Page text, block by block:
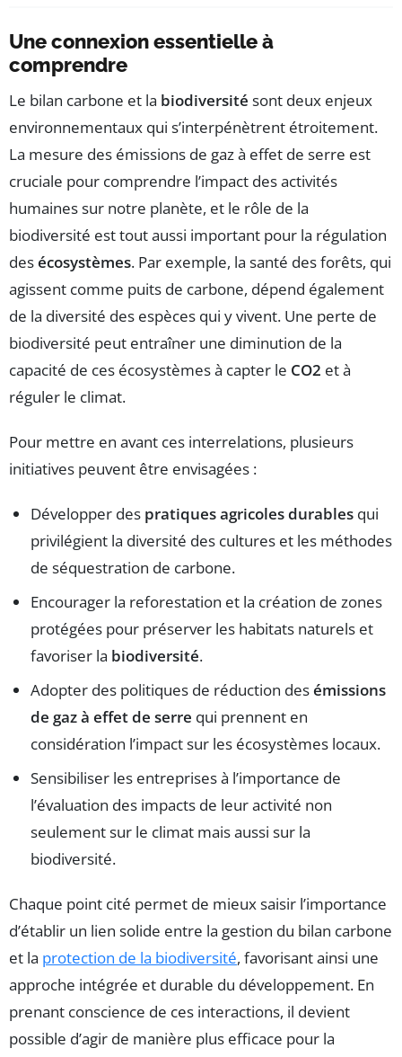
Une connexion essentielle à
comprendre
Le bilan carbone et la biodiversité sont deux enjeux
environnementaux qui s’interpénètrent étroitement.
La mesure des émissions de gaz à effet de serre est
cruciale pour comprendre l’impact des activités
humaines sur notre planète, et le rôle de la
biodiversité est tout aussi important pour la régulation
desécosystèmes. Par exemple, la santé des forêts, qui
agissent comme puits de carbone, dépend également
de la diversité des espèces qui y vivent. Une perte de
biodiversité peut entraîner une diminution de la
capacité de ces écosystèmes à capter le CO2 et à
réguler le climat.
Pour mettre en avant ces interrelations, plusieurs
initiatives peuvent être envisagées :
Développer des pratiques agricoles durables qui
privilégient la diversité des cultures et les méthodes
de séquestration de carbone.
Encourager la reforestation et la création de zones
protégées pour préserver les habitats naturels et
favoriser la biodiversité.
Adopter des politiques de réduction desémissions
de gaz à effet de serre qui prennent en
considération l’impact sur les écosystèmes locaux.
Sensibiliser les entreprises à l’importance de
l’évaluation des impacts de leur activité non
seulement sur le climat mais aussi sur la
biodiversité.
Chaque point cité permet de mieux saisir l’importance
d’établir un lien solide entre la gestion du bilan carbone
et la protection de la biodiversité, favorisant ainsi une
approche intégrée et durable du développement. En
prenant conscience de ces interactions, il devient
possible d’agir de manière plus efficace pour la